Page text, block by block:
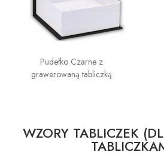
Pudełko Czarne z
grawerowaną tabliczką
WZORY TABLICZEK